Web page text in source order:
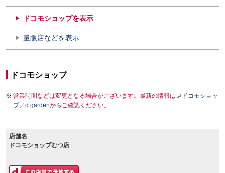
ドコモショップを表示
量販店などを表示
ドコモショップ
営業時間などは変更となる場合がございます。最新の情報は
ドコモショッ
プ／d gardenからご確認ください。
店舗名
ドコモショップむつ店